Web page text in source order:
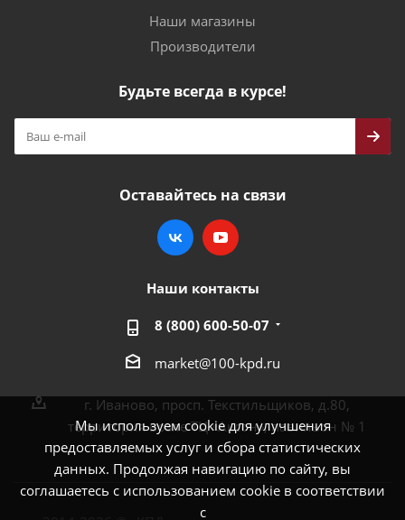
Мы используем cookie для улучшения
предоставляемых услуг и сбора статистических
данных. Продолжая навигацию по сайту, вы
соглашаетесь с использованием cookie в соответствии
с
Наши магазины
Производители
Будьте всегда в курсе!
Оставайтесь на связи
Наши контакты
8 (800) 600-50-07
market@100-kpd.ru
г. Иваново, просп. Текстильщиков, д.80,
территория возле ТЦ «Аксон», павильон № 1